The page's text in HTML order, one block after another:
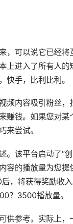
，可以说它已经将
上进入了所有人的
快手，比利比利。
频内容吸引粉丝，
赚钱。如果您对某
来尝试。
。该平台启动了“
容的播放量为您提
，将获得奖励收
？3500播放量。
供参考。实际上，